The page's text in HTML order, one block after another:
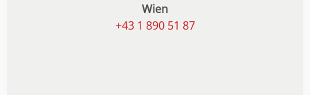
Wien
+43 1 890 51 87